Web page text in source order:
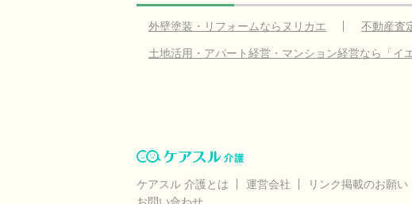
外壁塗装・リフォームならヌリカエ 不動産査
土地活用・アパート経営・マンション経営なら「イ
ケアスル 介護とは 運営会社 リンク掲載のお願い